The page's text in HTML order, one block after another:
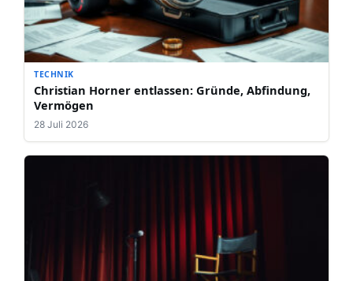
TECHNIK
Christian Horner entlassen: Gründe, Abfindung,
Vermögen
28 Juli 2026